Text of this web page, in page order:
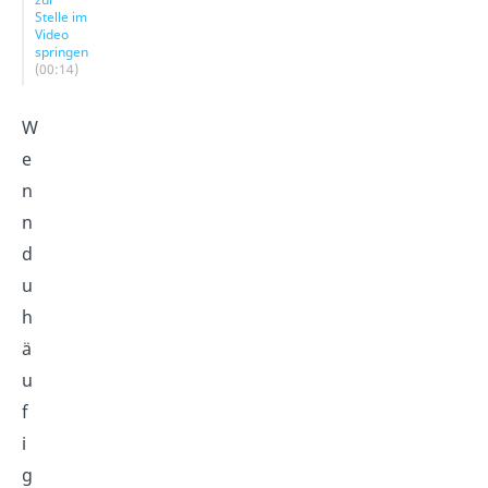
Stelle im
Video
springen
(00:14)
W
e
n
n
d
u
h
ä
u
f
i
g